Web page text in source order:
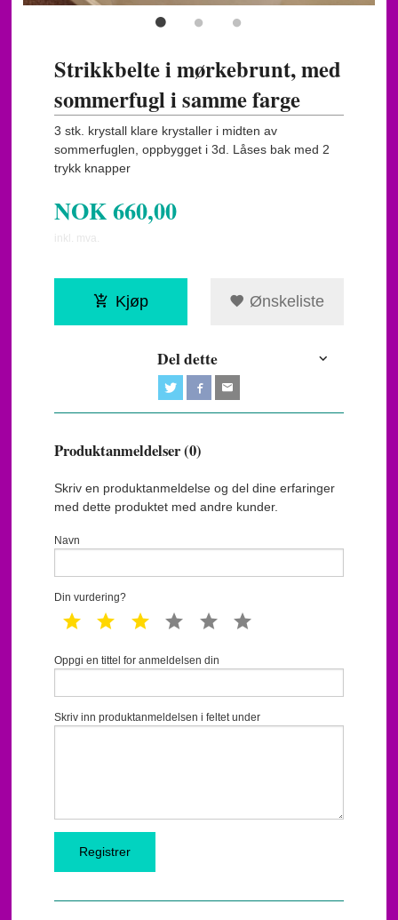
Strikkbelte i mørkebrunt, med
sommerfugl i samme farge
3 stk. krystall klare krystaller i midten av
sommerfuglen, oppbygget i 3d. Låses bak med 2
trykk knapper
NOK660,00
inkl. mva.
Kjøp Ønskeliste
Del dette
Produktanmeldelser (0)
Skriv en produktanmeldelse og del dine erfaringer
med dette produktet med andre kunder.
Navn
Din vurdering?
1 star 2 star 3 star 4 star 5 star
Oppgi en tittel for anmeldelsen din
Skriv inn produktanmeldelsen i feltet under